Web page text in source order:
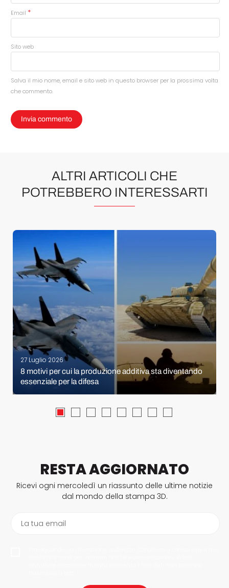
Email *
Sito web
Salva il mio nome, email e sito web in questo browser per la prossima volta
che commento.
ALTRI ARTICOLI CHE
POTREBBERO INTERESSARTI
27 Luglio 2026
8 motivi per cui la produzione additiva sta diventando
essenziale per la difesa
RESTA AGGIORNATO
Ricevi ogni mercoledì un riassunto delle ultime notizie
dal mondo della stampa 3D.
La tua email